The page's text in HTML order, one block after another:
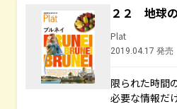
２２ 地球
Plat
2019.04.17 発売
限られた時間
必要な情報だ